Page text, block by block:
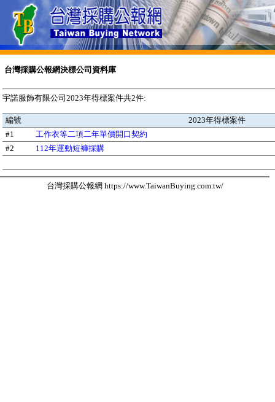
台灣採購公報網決標公司資料庫
宇諾服飾有限公司2023年得標案件共2件:
編號
2023年得標案件
#1
工作衣等二項二年單價開口契約
#2
112年運動短褲採購
台灣採購公報網 https://www.TaiwanBuying.com.tw/